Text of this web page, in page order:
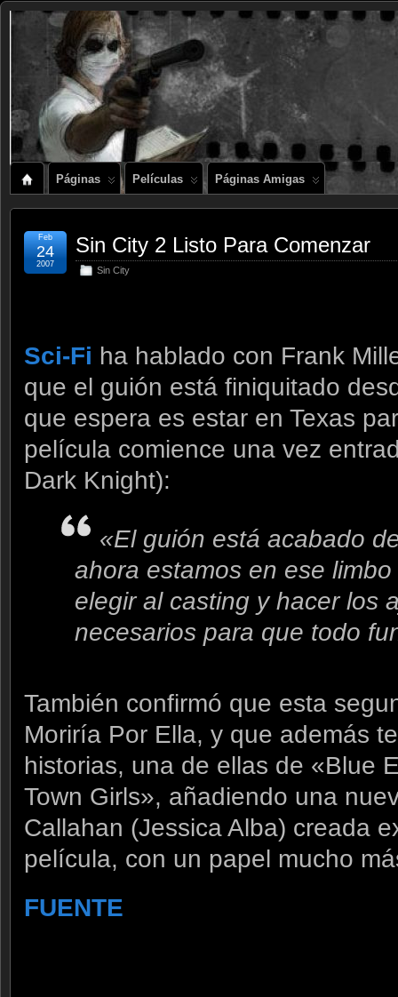
Páginas Películas Páginas Amigas
Sin City 2 Listo Para Comenzar
Sin City
Feb
24
2007
Sci-Fi ha hablado con Frank
que el guión está finiquitado
que espera es estar en Texas
película comience una vez
Dark Knight):
«El guión está acabado
ahora estamos en ese
elegir al casting y hacer los
necesarios para que todo
También confirmó que esta
Moriría Por Ella, y que además
historias, una de ellas de «Blue
Town Girls», añadiendo una
Callahan (Jessica Alba) creada
película, con un papel mucho
FUENTE